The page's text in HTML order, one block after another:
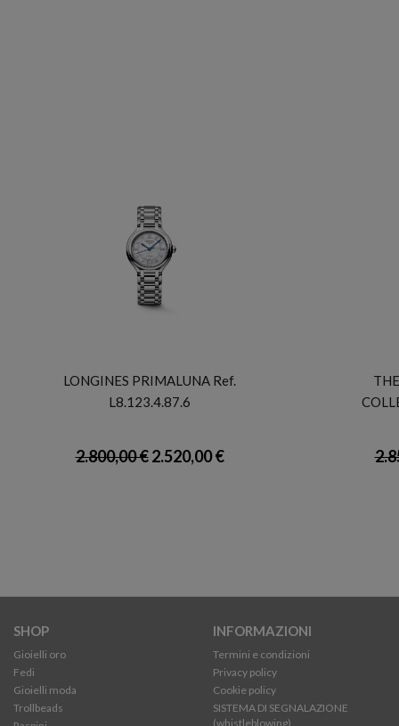
LONGINES PRIMALUNA Ref.
L8.123.4.87.6
2.800,00 €2.520,00 €
SHOP
Gioielli oro
Fedi
Gioielli moda
Trollbeads
INFORMAZIONI
Termini e condizioni
Privacy policy
Cookie policy
SISTEMA DI SEGNALAZIONE
(whistleblowing)